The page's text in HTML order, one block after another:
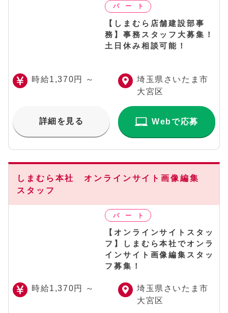
【しまむら店舗建設部事
務】事務スタッフ大募集！
土日休み相談可能！
時給1,370円 ～
埼玉県さいたま市
大宮区
詳細を見る Webで応募
しまむら本社 オンラインサイト画像編集
スタッフ
【オンラインサイトスタッ
フ】しまむら本社でオンラ
インサイト画像編集スタッ
フ募集！
時給1,370円 ～
埼玉県さいたま市
大宮区